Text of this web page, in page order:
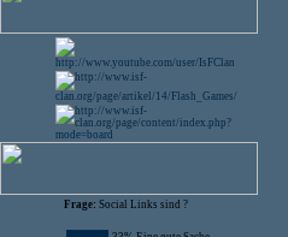
Frage: Social Links sind ?